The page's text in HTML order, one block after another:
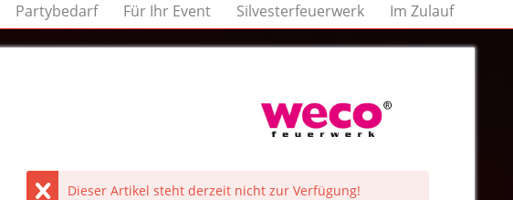
Partybedarf Für Ihr Event Silvesterfeuerwerk Im Zulauf
Dieser Artikel steht derzeit nicht zur Verfügung!